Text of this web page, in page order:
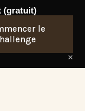
(gratuit)
le
×